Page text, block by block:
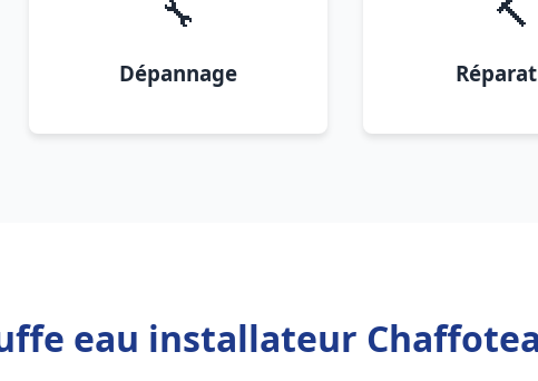
🔧
Dépannage
🔨
eau installateur